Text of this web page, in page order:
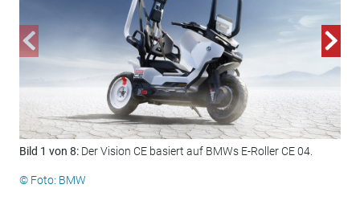
Bild 1 von 8: Der Vision CE basiert auf BMWs E-Roller CE 04.
© Foto: BMW